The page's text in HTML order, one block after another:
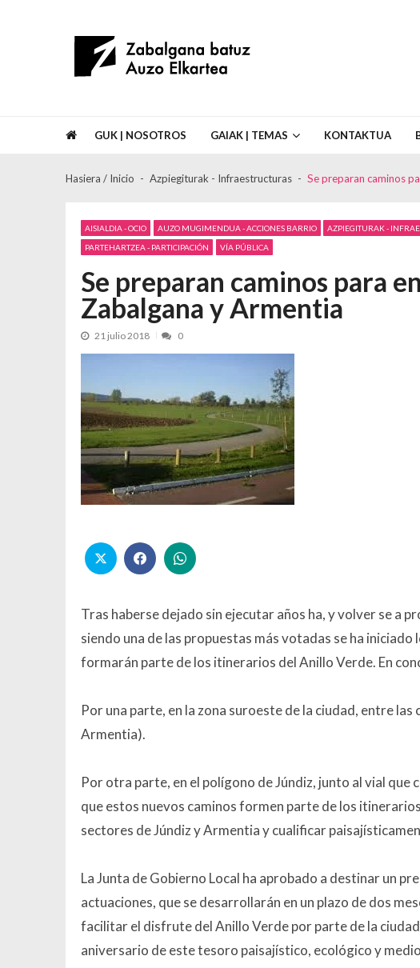
Asociación de Vecinos Zabalgana Batuz
GUK | NOSOTROS GAIAK | TEMAS KONTAKTUA
Hasiera / Inicio Azpiegiturak - Infraestructuras Se preparan caminos
AISIALDIA - OCIO AUZO MUGIMENDUA - ACCIONES BARRIO AZPIEGITURAK -
PARTEHARTZEA - PARTICIPACIÓN
VÍA PÚBLICA
Se preparan caminos para
Zabalgana y Armentia
21 julio 2018 0
Tras haberse dejado sin ejecutar años ha, y volver se a
siendo una de las propuestas más votadas se ha
formarán parte de los itinerarios del Anillo Verde. En
Por una parte, en la zona suroeste de la ciudad, entre
Armentia).
Por otra parte, en el polígono de Júndiz, junto al vial
que estos nuevos caminos formen parte de los
sectores de Júndiz y Armentia y cualificar
La Junta de Gobierno Local ha aprobado a destinar un
actuaciones, que se desarrollarán en un plazo de dos
facilitar el disfrute del Anillo Verde por parte de la
aniversario de este tesoro paisajístico, ecológico y